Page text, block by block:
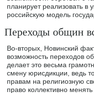
планирует реализовать в
российскую модель
Переходы общин
Во-вторых, Новинский
возможность переходов
делает это весьма
смену юрисдикции, ведь
правам на религиозную
право коллективно